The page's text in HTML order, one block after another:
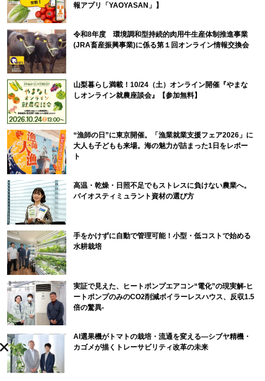
報アプリ「YAOYASAN」】
令和8年度 環境調和型持続的肉用牛生産体制推進事業
(JRA畜産振興事業)に係る第１回オンライン情報交換会
山梨暮らし満載！10/24（土）オンライン開催『やまな
しオンライン就農座談会』【参加無料】
“漁師の日”に東京開催。「漁業就業支援フェア2026」に
大人も子どもも来場。海の魅力が詰まった1日をレポー
ト
高温・乾燥・日照不足でもストレスに負けない農業へ。
バイオスティミュラント資材の選び方
手をかけずに自動で管理可能！小型・低コストで始める
水耕栽培
実証で見えた、ヒートポンプエアコン“電化”の現実解-ヒ
ートポンプのみのCO2削減ボイラーレスハウス、反収1.5
倍の驚異-
AI選果機がトマトの栽培・流通を変える―シブヤ精機・
カゴメが描くトレーサビリティ改革の未来